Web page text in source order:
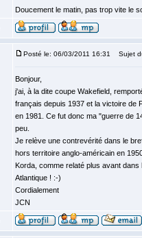
Doucement le matin, pas trop vite le
Posté le: 06/03/2011 16:31 Sujet
Bonjour,
j'ai, à la dite coupe Wakefield,
français depuis 1937 et la victoire de
en 1981. Ce fut donc ma "guerre de
peu.
Je relève une contrevérité dans le
hors territoire anglo-américain en
Korda, comme relaté plus avant
Atlantique ! :-)
Cordialement
JCN